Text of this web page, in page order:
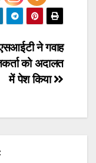
ने गवाह
को अदालत
में पेश किया